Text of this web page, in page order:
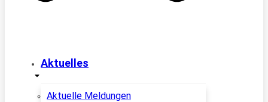
Aktuelles
Aktuelle Meldungen